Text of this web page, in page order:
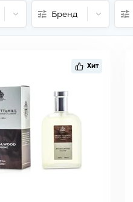
Бренд
Хит